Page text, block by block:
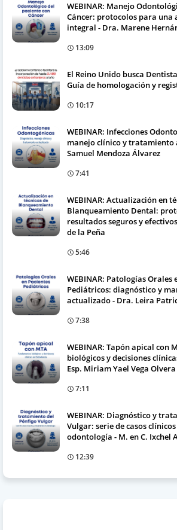
WEBINAR: Manejo
Cáncer: protocolos para una
integral - Dra. Marene
13:09
El Reino Unido busca
Guía de homologación y
10:17
WEBINAR: Infecciones
manejo clínico y tratamiento
Samuel Mendoza Álvarez
7:41
WEBINAR: Actualización en
Blanqueamiento Dental:
resultados seguros y
de la Peña
5:46
WEBINAR: Patologías Orales
Pediátricos: diagnóstico y
actualizado - Dra. Leira
7:38
WEBINAR: Tapón apical con
biológicos y decisiones
Esp. Miriam Yael Vega Olvera
7:11
WEBINAR: Diagnóstico y
Vulgar: serie de casos
odontología - M. en C. Ixchel
12:39